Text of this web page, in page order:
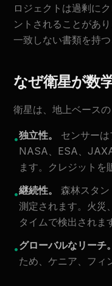
ロジェクトは過剰に
ントされることがあ
一致しない書類を持つ
なぜ衛星が数
衛星は、地上ベース
•独立性。
センサー
NASA、ESA、
ます。クレジットを
•継続性。
森林スタ
測定されます。火災
タイムで検出されま
•グローバルなリーチ。
ため、ケニア、フィ